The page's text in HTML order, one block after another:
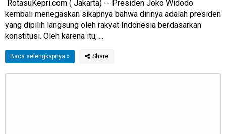
RotasuKepri.com ( Jakarta) -- Presiden Joko Widodo
kembali menegaskan sikapnya bahwa dirinya adalah presiden
yang dipilih langsung oleh rakyat Indonesia berdasarkan
konstitusi. Oleh karena itu, ...
Baca selengkapnya »